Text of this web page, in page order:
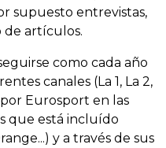
supuesto entrevistas,
de artículos.
como cada año
canales (La 1, La 2,
Eurosport en las
que está incluído
y a través de sus